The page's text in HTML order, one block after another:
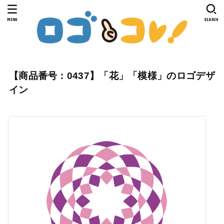
SEARCH
MENU
【商品番号：0437】「花」「模様」のロゴデザ
イン